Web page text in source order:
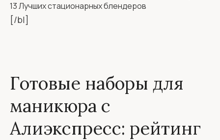
13 Лучших стационарных блендеров
[/bl]
Готовые наборы для
маникюра с
Алиэкспресс: рейтинг